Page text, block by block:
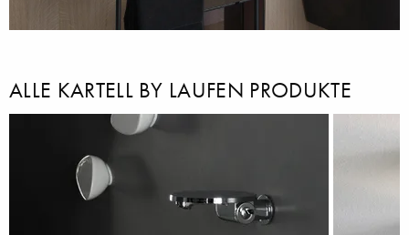
ALLE KARTELL BY LAUFEN PRODUKTE